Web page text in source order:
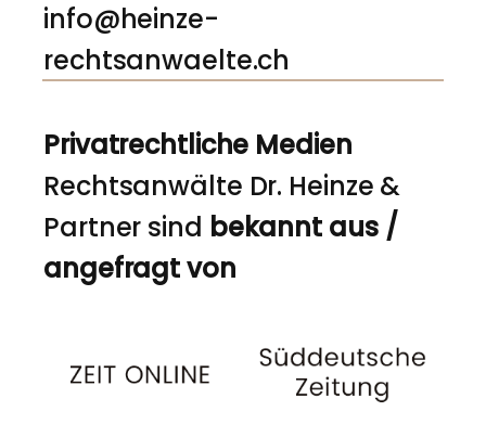
info@heinze-
rechtsanwaelte.ch
Privatrechtliche Medien
Rechtsanwälte Dr. Heinze &
Partner sind bekannt aus /
angefragt von